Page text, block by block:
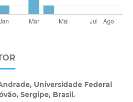
Universidade Federal
Sergipe, Brasil.